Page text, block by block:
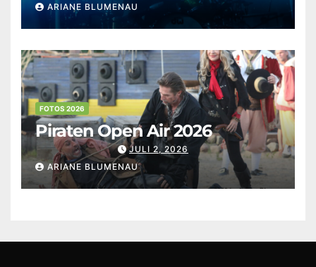
ARIANE BLUMENAU
FOTOS 2026
Piraten Open Air 2026
JULI 2, 2026
ARIANE BLUMENAU